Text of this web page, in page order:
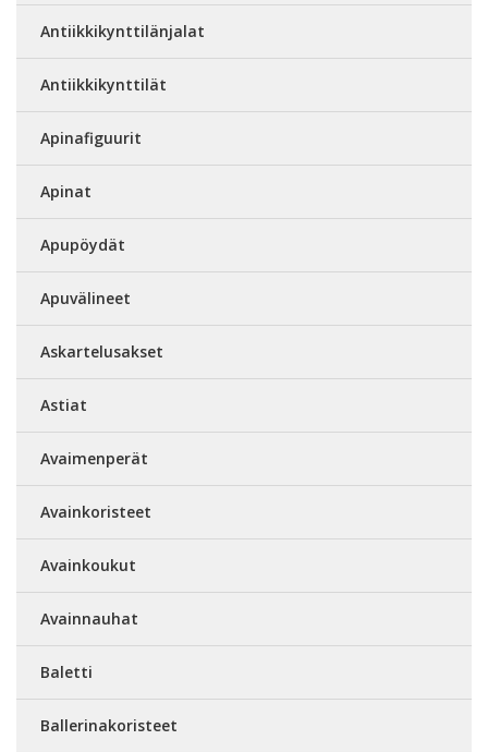
Antiikkikynttilänjalat
Antiikkikynttilät
Apinafiguurit
Apinat
Apupöydät
Apuvälineet
Askartelusakset
Astiat
Avaimenperät
Avainkoristeet
Avainkoukut
Avainnauhat
Baletti
Ballerinakoristeet